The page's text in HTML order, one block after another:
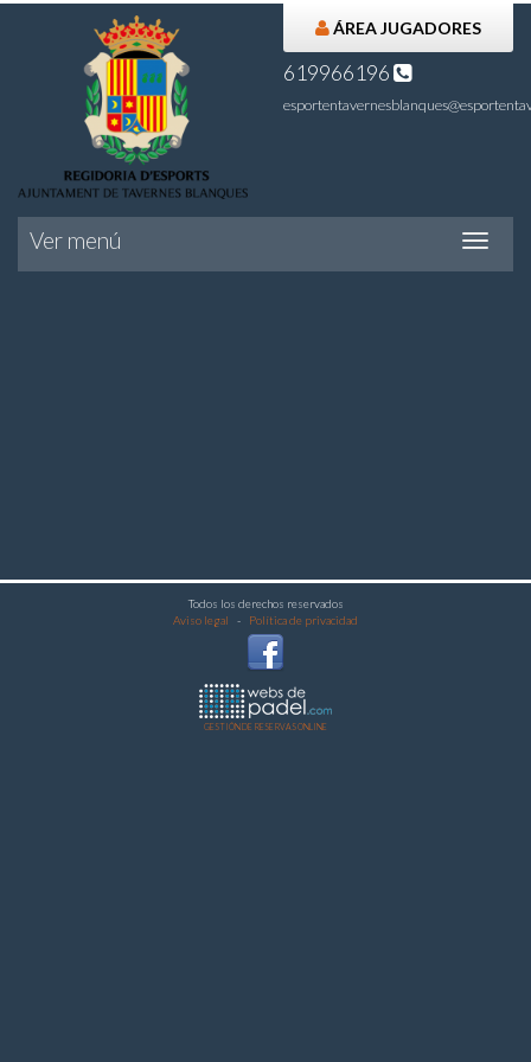
ÁREA JUGADORES
619966196
Ver
Ver menú
Todos los derechos reservados
Aviso legal
- Política de privacidad
GESTIÓN DE RESERVAS ONLINE